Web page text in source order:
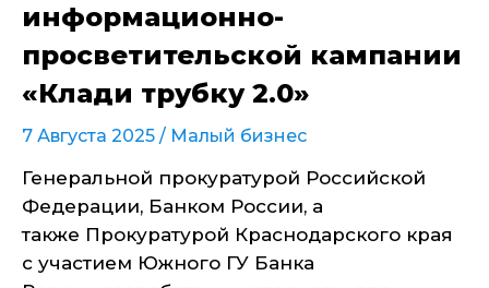
информационно-
просветительской кампании
«Клади трубку 2.0»
7 Августа 2025 / Малый бизнес
Генеральной прокуратурой Российской
Федерации, Банком России, а
также Прокуратурой Краснодарского края
с участием Южного ГУ Банка